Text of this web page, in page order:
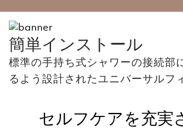
簡単インストール
標準の手持ち式シャワーの接続部
るよう設計されたユニバーサルフ
セルフケアを充実